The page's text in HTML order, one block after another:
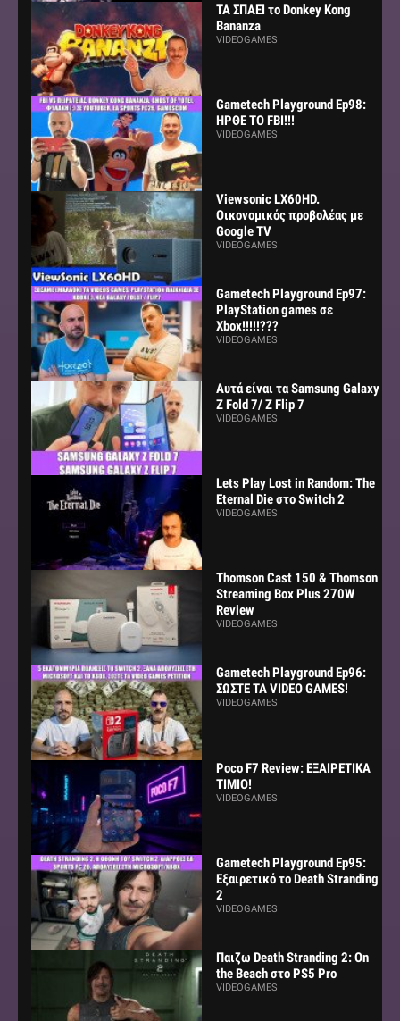
ΤΑ ΣΠΑΕΙ το Donkey Kong
Bananza
VIDEOGAMES
Gametech Playground Ep98:
ΗΡΘΕ ΤΟ FBI!!!
VIDEOGAMES
Viewsonic LX60HD.
Οικονομικός προβολέας με
Google TV
VIDEOGAMES
Gametech Playground Ep97:
PlayStation games σε
Xbox!!!!!???
VIDEOGAMES
Αυτά είναι τα Samsung Galaxy
Z Fold 7/ Z Flip 7
VIDEOGAMES
Lets Play Lost in Random: The
Eternal Die στο Switch 2
VIDEOGAMES
Thomson Cast 150 & Thomson
Streaming Box Plus 270W
Review
VIDEOGAMES
Gametech Playground Ep96:
ΣΩΣΤΕ ΤΑ VIDEO GAMES!
VIDEOGAMES
Poco F7 Review: ΕΞΑΙΡΕΤΙΚΑ
ΤΙΜΙΟ!
VIDEOGAMES
Gametech Playground Ep95:
Εξαιρετικό το Death Stranding
2
VIDEOGAMES
Παιζω Death Stranding 2: On
the Beach στο PS5 Pro
VIDEOGAMES